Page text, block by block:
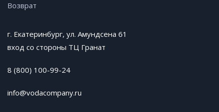
Возврат
г. Екатеринбург, ул. Амундсена 61
вход со стороны ТЦ Гранат
8 (800) 100-99-24
info@vodacompany.ru